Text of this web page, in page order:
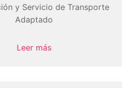
y Servicio de Transporte
Adaptado
Leer más